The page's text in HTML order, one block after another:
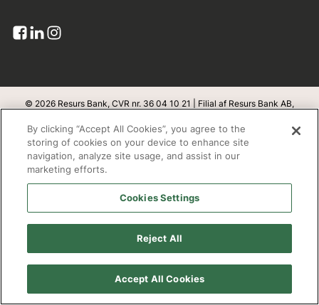
Resurs i tal
Integritet og sikkerhed
Databeskyttelse
Bæredygtighed
Redegørelse fra Finanstilsynet
Kreditkort
Klageadgang
Resurs Bank, filial af Resurs Bank Aktiebolag, Sverige
SE- 250 24 Helsingborg
Pressekontakt
© 2026 Resurs Bank, CVR nr. 36 04 10 21 | Filial af Resurs Bank AB,
1.1.100
By clicking “Accept All Cookies”, you agree to the
storing of cookies on your device to enhance site
navigation, analyze site usage, and assist in our
marketing efforts.
Cookies Settings
Reject All
Accept All Cookies